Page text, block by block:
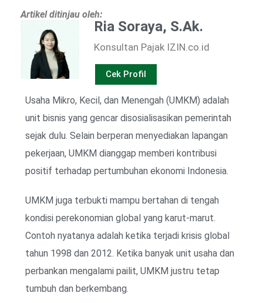
Artikel ditinjau oleh:
Ria Soraya, S.Ak.
Konsultan Pajak IZIN.co.id
Cek Profil
Usaha Mikro, Kecil, dan Menengah (UMKM) adalah
unit bisnis yang gencar disosialisasikan pemerintah
sejak dulu. Selain berperan menyediakan lapangan
pekerjaan, UMKM dianggap memberi kontribusi
positif terhadap pertumbuhan ekonomi Indonesia.
UMKM juga terbukti mampu bertahan di tengah
kondisi perekonomian global yang karut-marut.
Contoh nyatanya adalah ketika terjadi krisis global
tahun 1998 dan 2012. Ketika banyak unit usaha dan
perbankan mengalami pailit, UMKM justru tetap
tumbuh dan berkembang.